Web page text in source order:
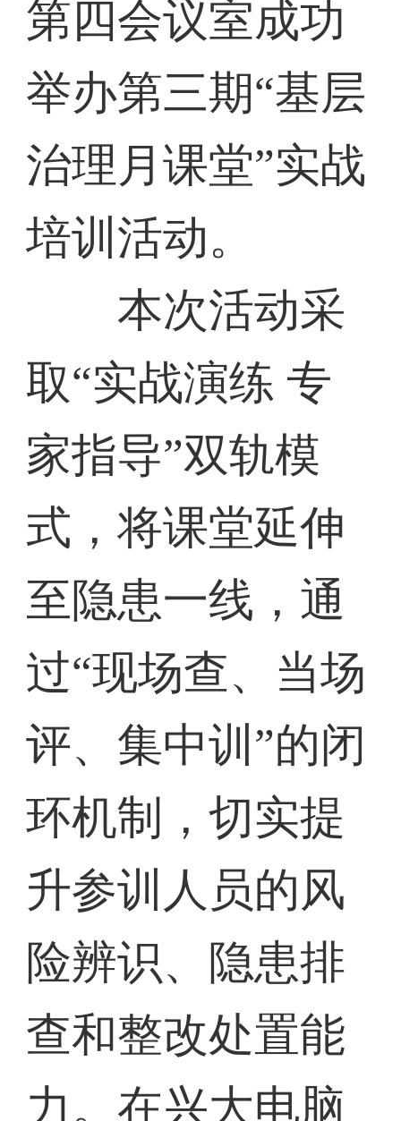
第四会议室成功
举办第三期“基层
治理月课堂”实战
培训活动。
本次活动采
取“实战演练 专
家指导”双轨模
式，将课堂延伸
至隐患一线，通
过“现场查、当场
评、集中训”的闭
环机制，切实提
升参训人员的风
险辨识、隐患排
查和整改处置能
力。在兴大电脑